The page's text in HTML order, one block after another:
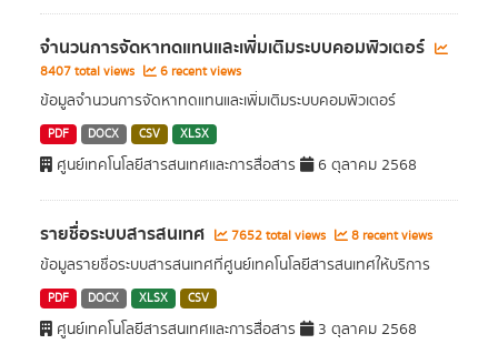
จำนวนการจัดหาทดแทนและเพิ่มเติมระบบคอมพิวเตอร์
8407 total views 6 recent views
ข้อมูลจำนวนการจัดหาทดแทนและเพิ่มเติมระบบคอมพิวเตอร์
PDF DOCX CSV XLSX
ศูนย์เทคโนโลยีสารสนเทศและการสื่อสาร 6 ตุลาคม 2568
รายชื่อระบบสารสนเทศ 7652 total views 8 recent views
ข้อมูลรายชื่อระบบสารสนเทศที่ศูนย์เทคโนโลยีสารสนเทศให้บริการ
PDF DOCX XLSX CSV
ศูนย์เทคโนโลยีสารสนเทศและการสื่อสาร 3 ตุลาคม 2568